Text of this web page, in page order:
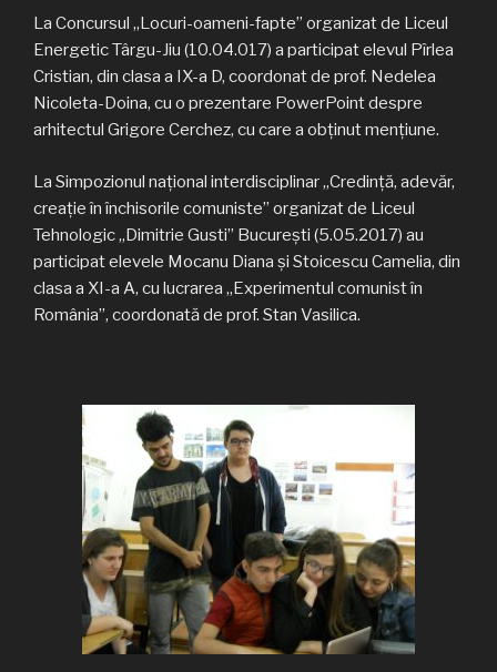
La Concursul „Locuri-oameni-fapte” organizat de Liceul
Energetic Târgu-Jiu (10.04.017) a participat elevul Pîrlea
Cristian, din clasa a IX-a D, coordonat de prof. Nedelea
Nicoleta-Doina, cu o prezentare PowerPoint despre
arhitectul Grigore Cerchez, cu care a obținut mențiune.
La Simpozionul naţional interdisciplinar „Credință, adevăr,
creație în închisorile comuniste” organizat de Liceul
Tehnologic „Dimitrie Gusti” Bucureşti (5.05.2017) au
participat elevele Mocanu Diana şi Stoicescu Camelia, din
clasa a XI-a A, cu lucrarea „Experimentul comunist în
România”, coordonată de prof. Stan Vasilica.